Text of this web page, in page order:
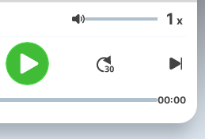
Volumen 1 x
00:00